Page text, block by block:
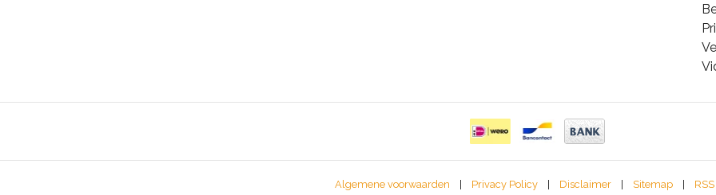
Algemene voorwaarden | Privacy Policy | Disclaimer | Sitemap |